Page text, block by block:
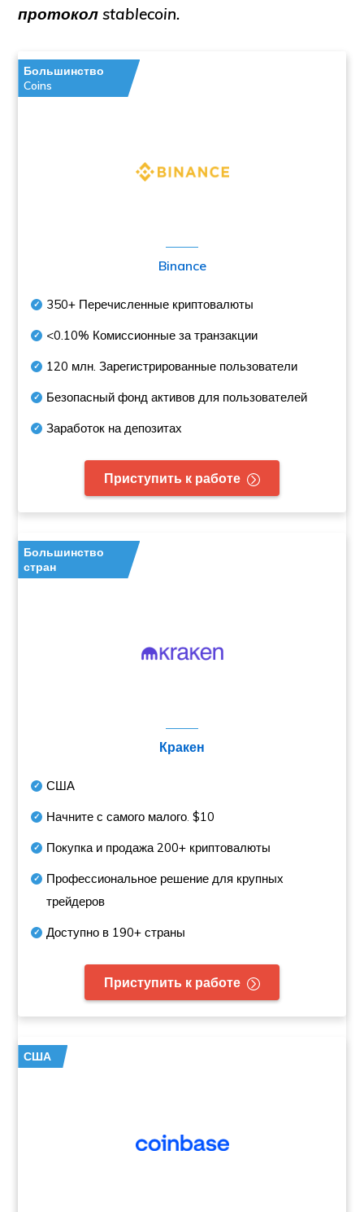
протокол stablecoin.
Большинство
Coins
Binance
350+ Перечисленные криптовалюты
<0.10% Комиссионные за транзакции
120 млн. Зарегистрированные пользователи
Безопасный фонд активов для пользователей
Заработок на депозитах
Приступить к работе
Большинство
стран
Кракен
США
Начните с самого малого.$10
Покупка и продажа200+ криптовалюты
Профессиональное решение для крупных
трейдеров
Доступно в 190+ страны
Приступить к работе
США